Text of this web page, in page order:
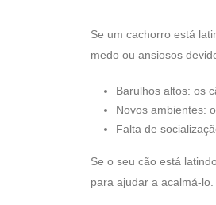
Se um cachorro está
medo ou ansiosos
Barulhos altos: os
Novos ambientes:
Falta de
Se o seu cão está
para ajudar a acalmá-lo.